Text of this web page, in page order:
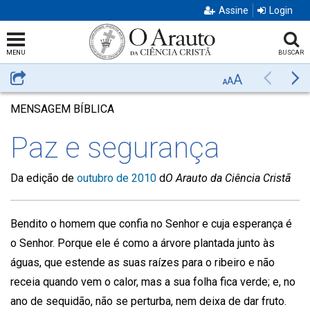
Assine Login
MENU BUSCAR
Compartilhar AAA Anterior
MENSAGEM BÍBLICA
Paz e segurança
Da edição de outubro de 2010 dO Arauto da Ciência Cristã
Bendito o homem que confia no Senhor e cuja esperança é
o Senhor. Porque ele é como a árvore plantada junto às
águas, que estende as suas raízes para o ribeiro e não
receia quando vem o calor, mas a sua folha fica verde; e, no
ano de sequidão, não se perturba, nem deixa de dar fruto.